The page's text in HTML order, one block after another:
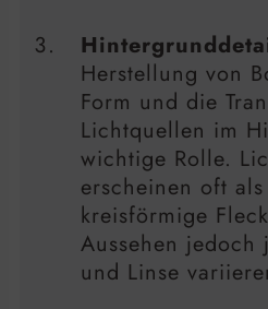
Herstellung von
Form und die
Lichtquellen im
wichtige Rolle.
erscheinen oft
kreisförmige
Aussehen jedoch
und Linse